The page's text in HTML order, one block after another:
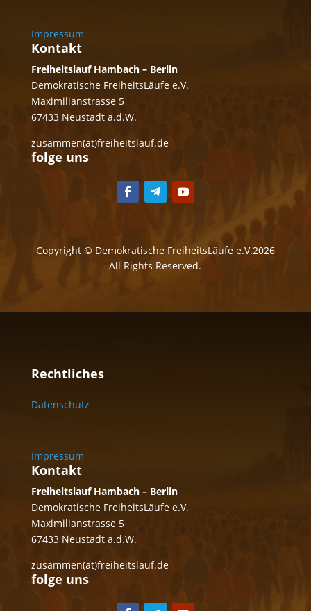
Impressum
Kontakt
Freiheitslauf Hambach – Berlin
Demokratische FreiheitsLäufe e.V.
Maximilianstrasse 5
67433 Neustadt a.d.W.
zusammen(at)freiheitslauf.de
folge uns
Copyright © Demokratische FreiheitsLäufe e.V.2026
All Rights Reserved.
Rechtliches
Datenschutz
Impressum
Kontakt
Freiheitslauf Hambach – Berlin
Demokratische FreiheitsLäufe e.V.
Maximilianstrasse 5
67433 Neustadt a.d.W.
zusammen(at)freiheitslauf.de
folge uns